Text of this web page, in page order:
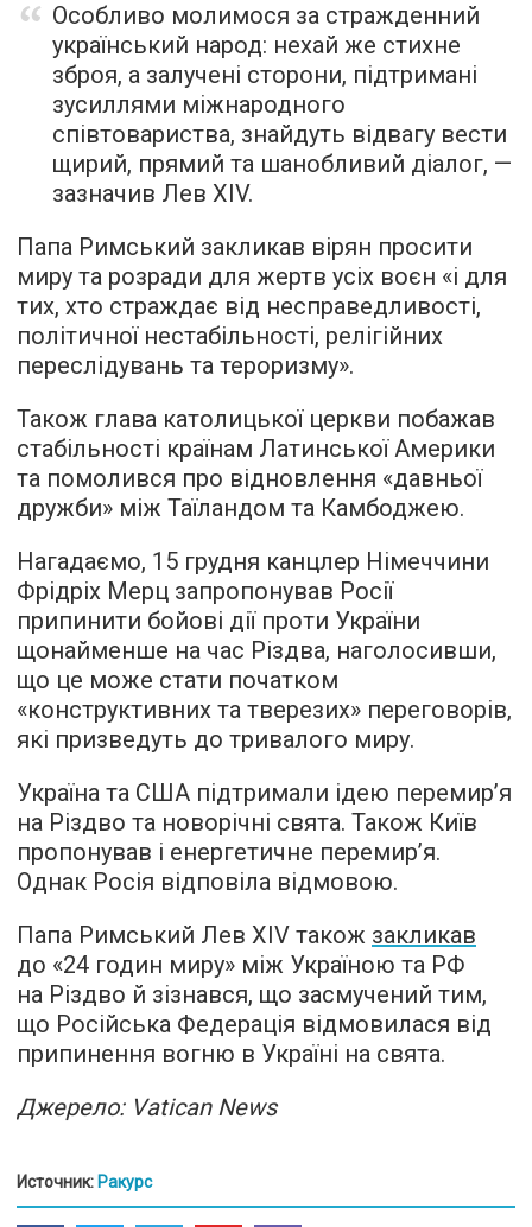
Особливо молимося за стражденний
український народ: нехай же стихне
зброя, а залучені сторони, підтримані
зусиллями міжнародного
співтовариства, знайдуть відвагу вести
щирий, прямий та шанобливий діалог, —
зазначив Лев XIV.
Папа Римський закликав вірян просити
миру та розради для жертв усіх воєн «і для
тих, хто страждає від несправедливості,
політичної нестабільності, релігійних
переслідувань та тероризму».
Також глава католицької церкви побажав
стабільності країнам Латинської Америки
та помолився про відновлення «давньої
дружби» між Таїландом та Камбоджею.
Нагадаємо, 15 грудня канцлер Німеччини
Фрідріх Мерц запропонував Росії
припинити бойові дії проти України
щонайменше на час Різдва, наголосивши,
що це може стати початком
«конструктивних та тверезих» переговорів,
які призведуть до тривалого миру.
Україна та США підтримали ідею перемир’я
на Різдво та новорічні свята. Також Київ
пропонував і енергетичне перемир’я.
Однак Росія відповіла відмовою.
Папа Римський Лев XIV також закликав
до «24 годин миру» між Україною та РФ
на Різдво й зізнався, що засмучений тим,
що Російська Федерація відмовилася від
припинення вогню в Україні на свята.
Джерело: Vatican News
Источник: Ракурс